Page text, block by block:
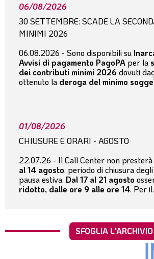
06/08/2026
30 SETTEMBRE: SCADE LA
MINIMI 2026
06.08.2026 - Sono disponibili su
Avvisi di pagamento PagoPAper la
dei contributi minimi 2026 dovuti
ottenuto la deroga del minimo
01/08/2026
CHIUSURE E ORARI - AGOSTO
22.07.26 - Il Call Center non presterà
al 14 agosto, periodo di chiusura degli
pausa estiva. Dal 17 al 21 agosto
ridotto, dalle ore 9 alle ore 14. Per
SFOGLIA L'ARCHIVIO